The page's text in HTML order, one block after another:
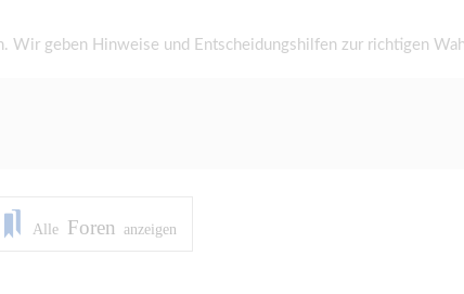
Wir geben Hinweise und Entscheidungshilfen zur richtigen
Alle Foren anzeigen